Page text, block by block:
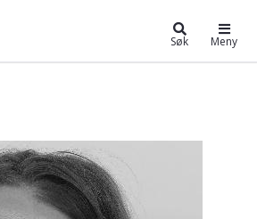
Søk Meny